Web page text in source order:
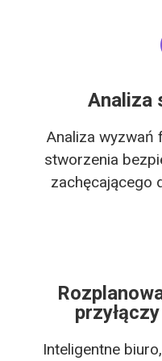
Analiza
Analiza wyzwań
stworzenia
zachęcającego
Inteligentne